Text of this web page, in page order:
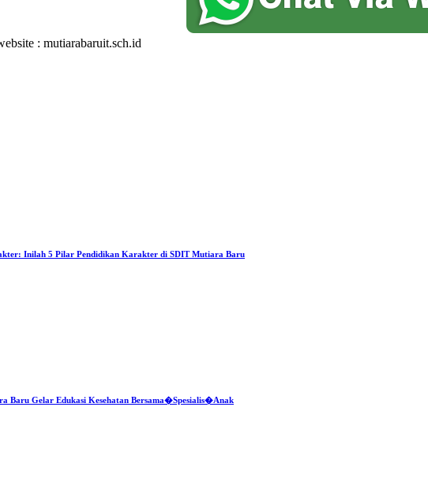
: mutiarabaruit.sch.id
Inilah 5 Pilar Pendidikan Karakter di SDIT Mutiara Baru
Baru Gelar Edukasi Kesehatan Bersama�Spesialis�Anak